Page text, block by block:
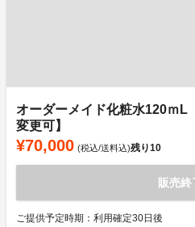
オーダーメイド化粧水120ｍ
変更可】
¥70,000 (税込/送料込)残り10
販売終
ご提供予定時期：利用確定30日後